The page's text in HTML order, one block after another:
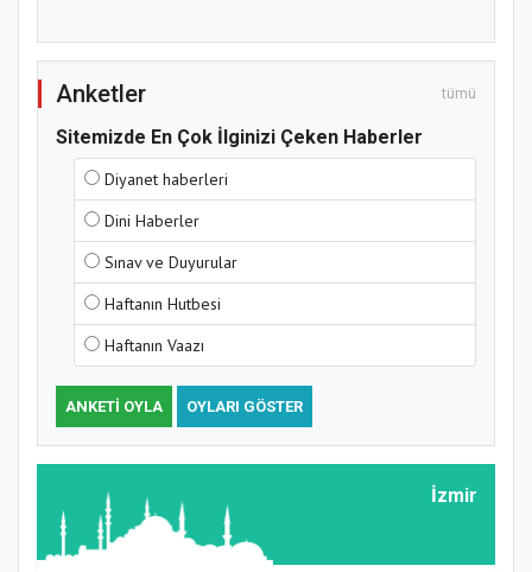
Anketler tümü
Sitemizde En Çok İlginizi Çeken Haberler
Diyanet haberleri
Dini Haberler
Sınav ve Duyurular
Haftanın Hutbesi
Haftanın Vaazı
ANKETI OYLA OYLARI GÖSTER
İzmir